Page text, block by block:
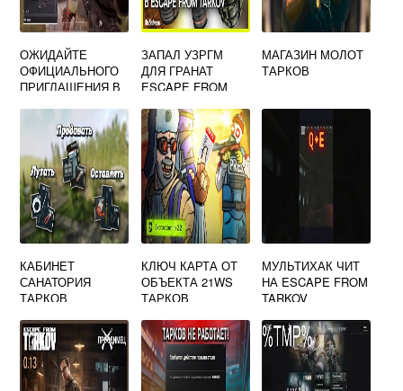
ОЖИДАЙТЕ
ОФИЦИАЛЬНОГО
ПРИГЛАШЕНИЯ В
ТЕСТИРОВАНИЕ
ESCAPE FROM
TARKOV
ЗАПАЛ УЗРГМ
ДЛЯ ГРАНАТ
ESCAPE FROM
МАГАЗИН МОЛОТ
ТАРКОВ
КАБИНЕТ
САНАТОРИЯ
ТАРКОВ
КЛЮЧ КАРТА ОТ
ОБЪЕКТА 21WS
ТАРКОВ
МУЛЬТИХАК ЧИТ
НА ESCAPE FROM
TARKOV